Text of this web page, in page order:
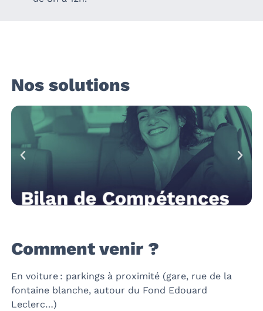
Nos solutions
Comment venir ?
En voiture : parkings à proximité (gare, rue de la
fontaine blanche, autour du Fond Edouard
Leclerc…)